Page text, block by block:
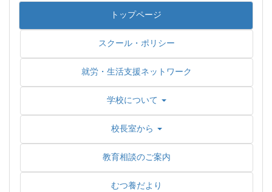
トップページ
スクール・ポリシー
就労・生活支援ネットワーク
学校について
校長室から
教育相談のご案内
むつ養だより